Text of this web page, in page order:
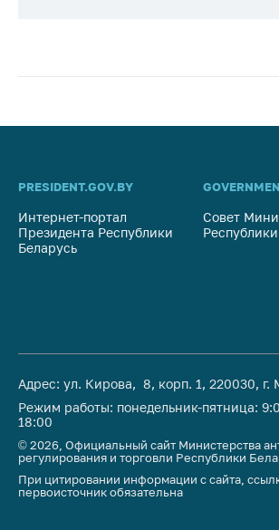
PRESIDENT.GOV.BY
Интернет-портал
Президента Республики
Беларусь
Совет
Адрес: ул. Кирова, 8, корп. 1, 220030, г.
Режим работы: понедельник-пятница:
18:00
© 2026, Официальный сайт Министерства
регулирования и торговли Республики
При цитировании информации с сайта,
первоисточник обязательна